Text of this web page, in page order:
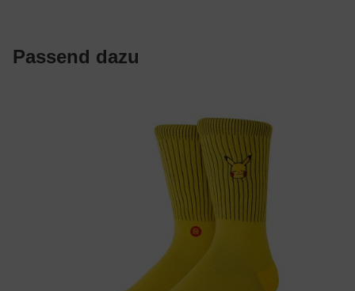
Passend dazu